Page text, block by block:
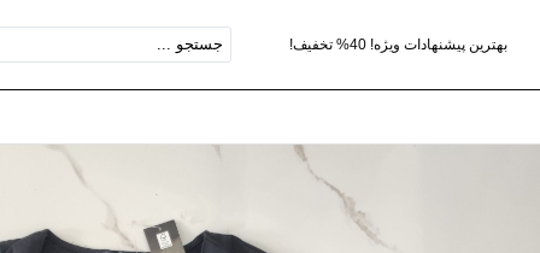
بهترین پیشنهادات ویژه! 40% تخفیف!